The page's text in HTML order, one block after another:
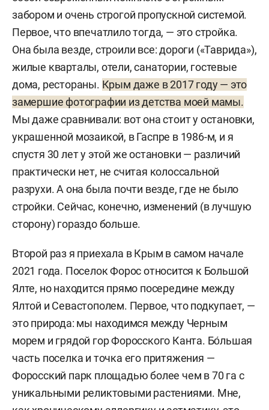
забором и очень строгой пропускной системой.
Первое, что впечатлило тогда, — это стройка.
Она была везде, строили все: дороги («Таврида»),
жилые кварталы, отели, санатории, гостевые
дома, рестораны. Крым даже в 2017 году — это
замершие фотографии из детства моей мамы.
Мы даже сравнивали: вот она стоит у остановки,
украшенной мозаикой, в Гаспре в 1986-м, и я
спустя 30 лет у этой же остановки — различий
практически нет, не считая колоссальной
разрухи. А она была почти везде, где не было
стройки. Сейчас, конечно, изменений (в лучшую
сторону) гораздо больше.
Второй раз я приехала в Крым в самом начале
2021 года. Поселок Форос относится к Большой
Ялте, но находится прямо посередине между
Ялтой и Севастополем. Первое, что подкупает, —
это природа: мы находимся между Черным
морем и грядой гор Форосского Канта. Бо́льшая
часть поселка и точка его притяжения —
Форосский парк площадью более чем в 70 га с
уникальными реликтовыми растениями. Мне,